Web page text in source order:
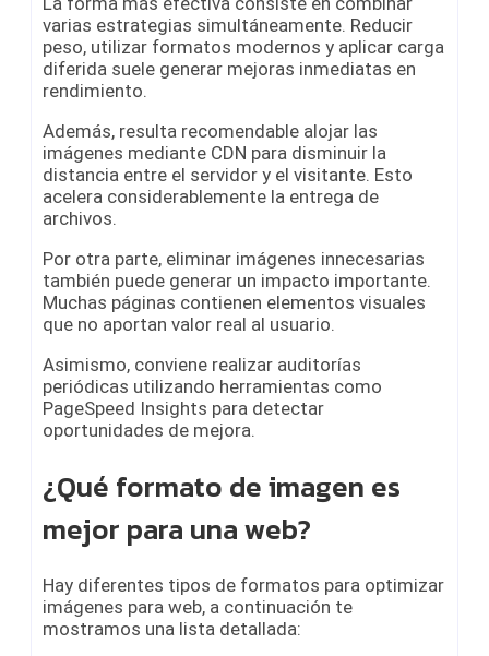
varias estrategias simultáneamente. Reducir
peso, utilizar formatos modernos y aplicar carga
diferida suele generar mejoras inmediatas en
rendimiento.
Además, resulta recomendable alojar las
imágenes mediante CDN para disminuir la
distancia entre el servidor y el visitante. Esto
acelera considerablemente la entrega de
archivos.
Por otra parte, eliminar imágenes innecesarias
también puede generar un impacto importante.
Muchas páginas contienen elementos visuales
que no aportan valor real al usuario.
Asimismo, conviene realizar auditorías
periódicas utilizando herramientas como
PageSpeed Insights para detectar
oportunidades de mejora.
¿Qué formato de imagen es
mejor para una web?
Hay diferentes tipos de formatos para optimizar
imágenes para web, a continuación te
mostramos una lista detallada: